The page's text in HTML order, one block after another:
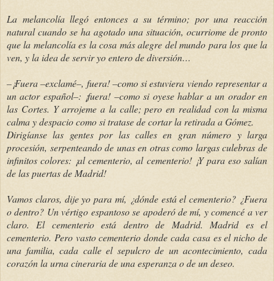
La melancolía llegó entonces a su término; por una reacción
natural cuando se ha agotado una situación, ocurriome de pronto
que la melancolía es la cosa más alegre del mundo para los que la
ven, y la idea de servir yo entero de diversión…
–¡Fuera –exclamé–, fuera! –como si estuviera viendo representar a
un actor español–: ¡fuera! –como si oyese hablar a un orador en
las Cortes. Y arrojeme a la calle; pero en realidad con la misma
calma y despacio como si tratase de cortar la retirada a Gómez.
Dirigíanse las gentes por las calles en gran número y larga
procesión, serpenteando de unas en otras como largas culebras de
infinitos colores: ¡al cementerio, al cementerio! ¡Y para eso salían
de las puertas de Madrid!
Vamos claros, dije yo para mí, ¿dónde está el cementerio? ¿Fuera
o dentro? Un vértigo espantoso se apoderó de mí, y comencé a ver
claro. El cementerio está dentro de Madrid. Madrid es el
cementerio. Pero vasto cementerio donde cada casa es el nicho de
una familia, cada calle el sepulcro de un acontecimiento, cada
corazón la urna cineraria de una esperanza o de un deseo.